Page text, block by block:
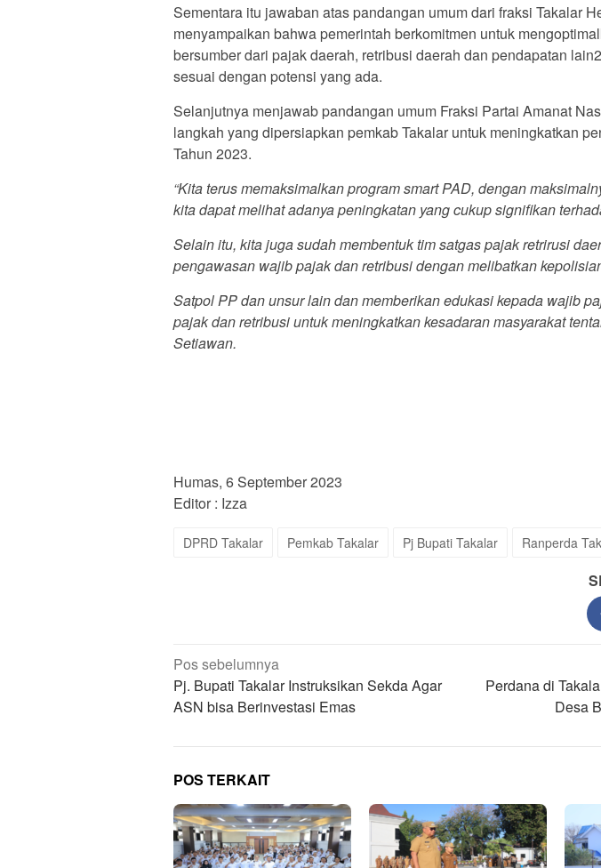
Sementara itu jawaban atas pandangan umum dari fraksi Takalar
menyampaikan bahwa pemerintah berkomitmen untuk
bersumber dari pajak daerah, retribusi daerah dan pendapatan
sesuai dengan potensi yang ada.
Selanjutnya menjawab pandangan umum Fraksi Partai Amanat
langkah yang dipersiapkan pemkab Takalar untuk meningkatkan
Tahun 2023.
“Kita terus memaksimalkan program smart PAD, dengan
kita dapat melihat adanya peningkatan yang cukup signifikan
Selain itu, kita juga sudah membentuk tim satgas pajak retrirusi
pengawasan wajib pajak dan retribusi dengan melibatkan
Satpol PP dan unsur lain dan memberikan edukasi kepada wajib
pajak dan retribusi untuk meningkatkan kesadaran masyarakat
Setiawan.
Humas, 6 September 2023
Editor : Izza
DPRD Takalar Pemkab Takalar Pj Bupati Takalar Ranperda
Navigasi
pos
Pos sebelumnya
Pj. Bupati Takalar Instruksikan Sekda Agar
ASN bisa Berinvestasi Emas
Perdana di
Desa
POS TERKAIT